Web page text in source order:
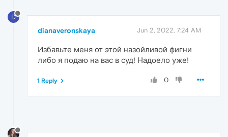
D
dianaveronskaya Jun 2, 2022, 7:24 AM
Избавьте меня от этой назойливой фигни
либо я подаю на вас в суд! Надоело уже!
0
1 Reply